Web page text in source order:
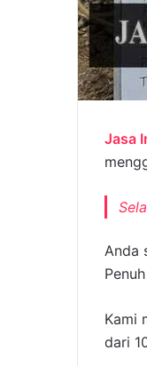
Jasa
Anda
Kami
dari